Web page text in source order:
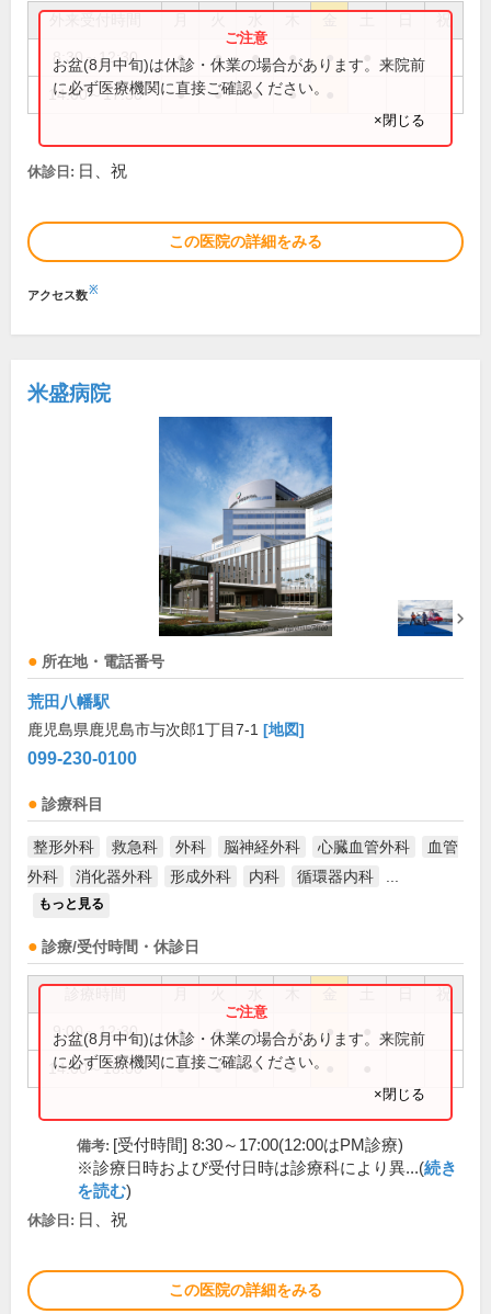
祝
8:30～12:30 ● ● ● ● ●
14:00～17:30 ● ● ● ●
お盆(8月中旬)は休診・休業の場合があります。来院前
に必ず医療機関に直接ご確認ください。
×閉じる
休診日: 日、祝
この医院の詳細をみる
アクセス数※
米盛病院
所在地・電話番号
荒田八幡駅
鹿児島県鹿児島市与次郎1丁目7-1 [地図]
099-230-0100
診療科目
整形外科 救急科 外科 脳神経外科 心臓血管外科
血管
外科
消化器外科 形成外科 内科 循環器内科
もっと見る
診療/受付時間・休診日
祝
9:00～12:30 ● ● ● ● ●
14:00～18:00 ● ● ● ●
お盆(8月中旬)は休診・休業の場合があります。来院前
に必ず医療機関に直接ご確認ください。
×閉じる
備考: [受付時間] 8:30～17:00(12:00はPM診療)
※診療日時および受付日時は診療科により異...(続き
を読む)
休診日: 日、祝
この医院の詳細をみる